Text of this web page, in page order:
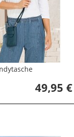
49,95 €